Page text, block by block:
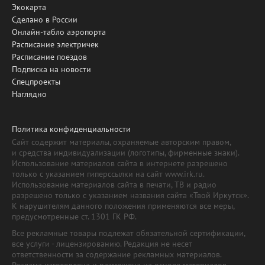
Экокарта
Сделано в России
Онлайн-табло аэропорта
Расписание электричек
Расписание поездов
Подписка на новости
Спецпроекты
Наглядно
Политика конфиденциальности
Сайт содержит материалы, охраняемые авторским правом,
и средства индивидуализации (логотипы, фирменные знаки).
Использование материалов сайта в интернете разрешено
только с указанием гиперссылки на сайт www.irk.ru.
Использование материалов сайта в печати, ТВ и радио
разрешено только с указанием названия сайта «Твой Иркутск».
К нарушителям данного положения применяются все меры,
предусмотренные ст. 1301 ГК РФ.
Все рекламные товары подлежат обязательной сертификации,
все услуги - лицензированию. Редакция не несет
ответственности за содержание рекламных материалов.